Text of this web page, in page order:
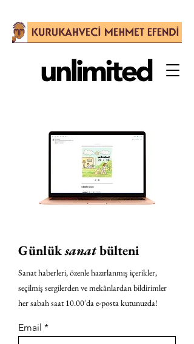
Günlüksanatbülteni
Sanat haberleri, özenle hazırlanmış içerikler,
seçilmiş sergilerden ve mekânlardan bildirimler
her sabah saat 10.00'da e-posta kutunuzda!
Email